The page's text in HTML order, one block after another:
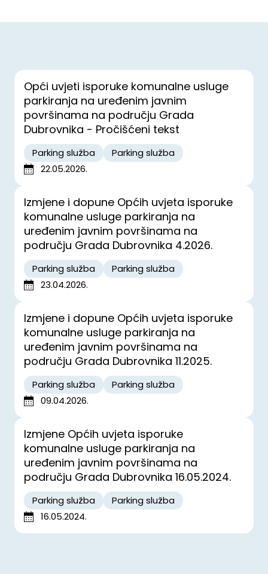
Opći uvjeti isporuke komunalne usluge
parkiranja na uređenim javnim
površinama na području Grada
Dubrovnika - Pročišćeni tekst
Parking služba
Parking služba
22.05.2026.
Izmjene i dopune Općih uvjeta isporuke
komunalne usluge parkiranja na
uređenim javnim površinama na
području Grada Dubrovnika 4.2026.
Parking služba
Parking služba
23.04.2026.
Izmjene i dopune Općih uvjeta isporuke
komunalne usluge parkiranja na
uređenim javnim površinama na
području Grada Dubrovnika 11.2025.
Parking služba
Parking služba
09.04.2026.
Izmjene Općih uvjeta isporuke
komunalne usluge parkiranja na
uređenim javnim površinama na
području Grada Dubrovnika 16.05.2024.
Parking služba
Parking služba
16.05.2024.